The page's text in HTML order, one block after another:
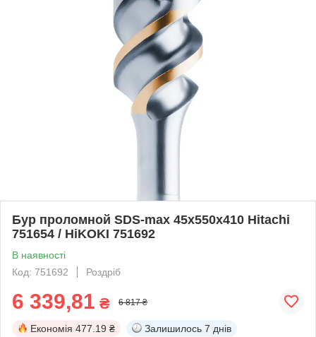
Бур проломной SDS-max 45х550х410 Hitachi
751654 / HiKOKI 751692
В наявності
Код: 751692
Роздріб
6 339,81 ₴ 6 817 ₴
Економія 477.19 ₴ Залишилось 7 днів